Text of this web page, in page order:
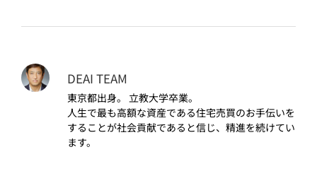
DEAI TEAM
東京都出身。 立教大学卒業。
人生で最も高額な資産である住宅売買のお手伝いを
することが社会貢献であると信じ、精進を続けてい
ます。